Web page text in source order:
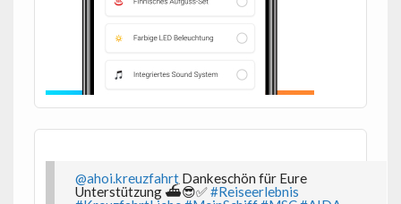
@ahoi.kreuzfahrt Dankeschön für Eure
Unterstützung ⛴️😎✅#Reiseerlebnis